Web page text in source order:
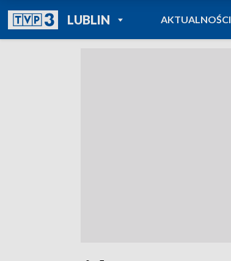
LUBLINPOWRÓT DO
TVP REGIONY
AKTUALNOŚCI